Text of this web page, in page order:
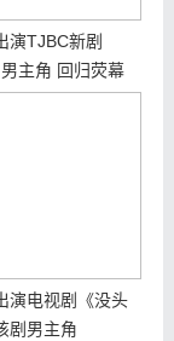
演TJBC新剧
男主角 回归荧幕
演电视剧《没头
剧男主角